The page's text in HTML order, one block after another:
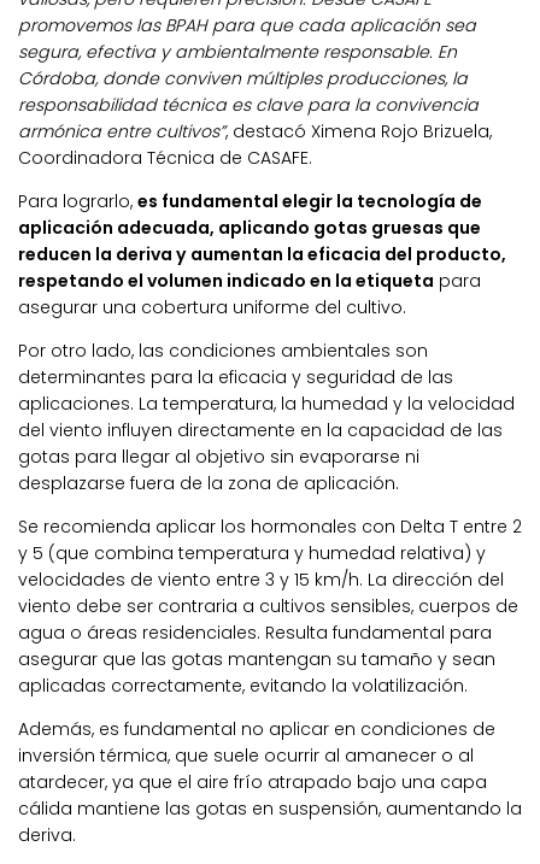
promovemos las BPAH para que cada aplicación sea
segura, efectiva y ambientalmente responsable. En
Córdoba, donde conviven múltiples producciones, la
responsabilidad técnica es clave para la convivencia
armónica entre cultivos”, destacó Ximena Rojo Brizuela,
Coordinadora Técnica de CASAFE.
Para lograrlo, es fundamental elegir la tecnología de
aplicación adecuada, aplicando gotas gruesas que
reducen la deriva y aumentan la eficacia del producto,
respetando el volumen indicado en la etiqueta para
asegurar una cobertura uniforme del cultivo.
Por otro lado, las condiciones ambientales son
determinantes para la eficacia y seguridad de las
aplicaciones. La temperatura, la humedad y la velocidad
del viento influyen directamente en la capacidad de las
gotas para llegar al objetivo sin evaporarse ni
desplazarse fuera de la zona de aplicación.
Se recomienda aplicar los hormonales con Delta T entre 2
y 5 (que combina temperatura y humedad relativa) y
velocidades de viento entre 3 y 15 km/h. La dirección del
viento debe ser contraria a cultivos sensibles, cuerpos de
agua o áreas residenciales. Resulta fundamental para
asegurar que las gotas mantengan su tamaño y sean
aplicadas correctamente, evitando la volatilización.
Además, es fundamental no aplicar en condiciones de
inversión térmica, que suele ocurrir al amanecer o al
atardecer, ya que el aire frío atrapado bajo una capa
cálida mantiene las gotas en suspensión, aumentando la
deriva.